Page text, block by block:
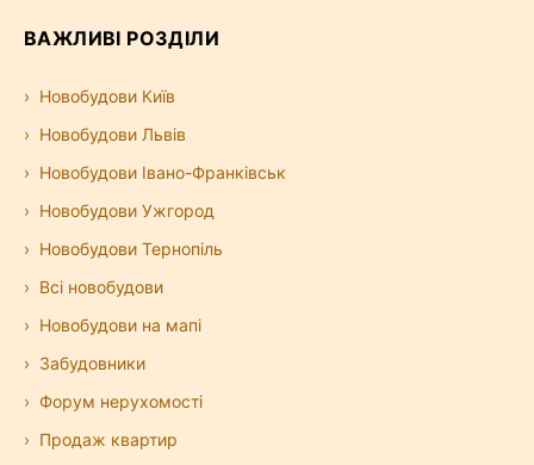
ВАЖЛИВІ РОЗДІЛИ
Новобудови Київ
Новобудови Львів
Новобудови Івано-Франківськ
Новобудови Ужгород
Новобудови Тернопіль
Всі новобудови
Новобудови на мапі
Забудовники
Форум нерухомості
Продаж квартир